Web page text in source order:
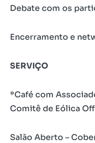
Debate com os
Encerramento e
SERVIÇO
*Café com
Comitê de Eólica
Salão Aberto –